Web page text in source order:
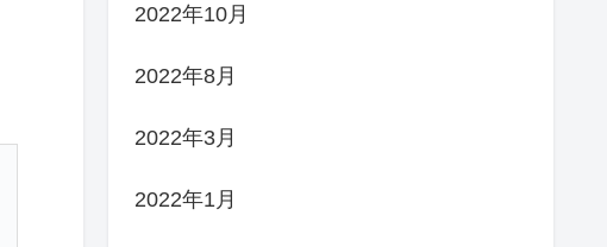
2022年10月
2022年8月
2022年3月
2022年1月